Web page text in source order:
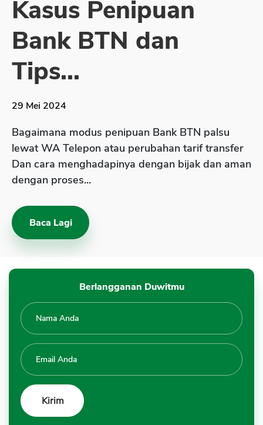
Sekuritas Saham
Bank Digital
Crypto
Assets Crypto
Asuransi Jiwa
Asuransi Kesehatan
Asuransi Syariah
Kasus Penipuan
Bank BTN dan
Tips...
29 Mei 2024
Bagaimana modus penipuan Bank BTN palsu
lewat WA Telepon atau perubahan tarif transfer
Dan cara menghadapinya dengan bijak dan aman
dengan proses...
Baca Lagi
Berlangganan Duwitmu